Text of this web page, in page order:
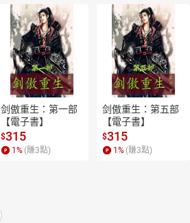
剑傲重生：第一部
【電子書】
$315
1 % (賺3點)
剑傲重生：第五部
【電子書】
$315
1 % (賺3點)